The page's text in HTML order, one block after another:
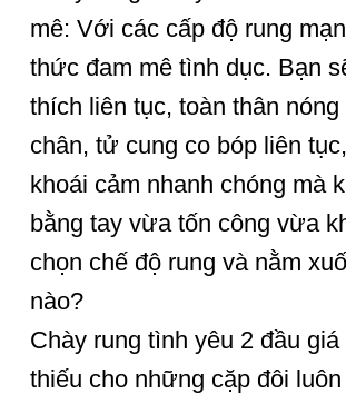
mê: Với các cấp độ rung
thức đam mê tình dục. Bạn
thích liên tục, toàn thân
chân, tử cung co bóp liên
khoái cảm nhanh chóng mà
bằng tay vừa tốn công vừa
chọn chế độ rung và nằm
nào?
Chày rung tình yêu 2 đầu
thiếu cho những cặp đôi